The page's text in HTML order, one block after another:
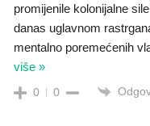
promijenile kolonijalne
danas uglavnom
mentalno poremećenih
više »
0 0